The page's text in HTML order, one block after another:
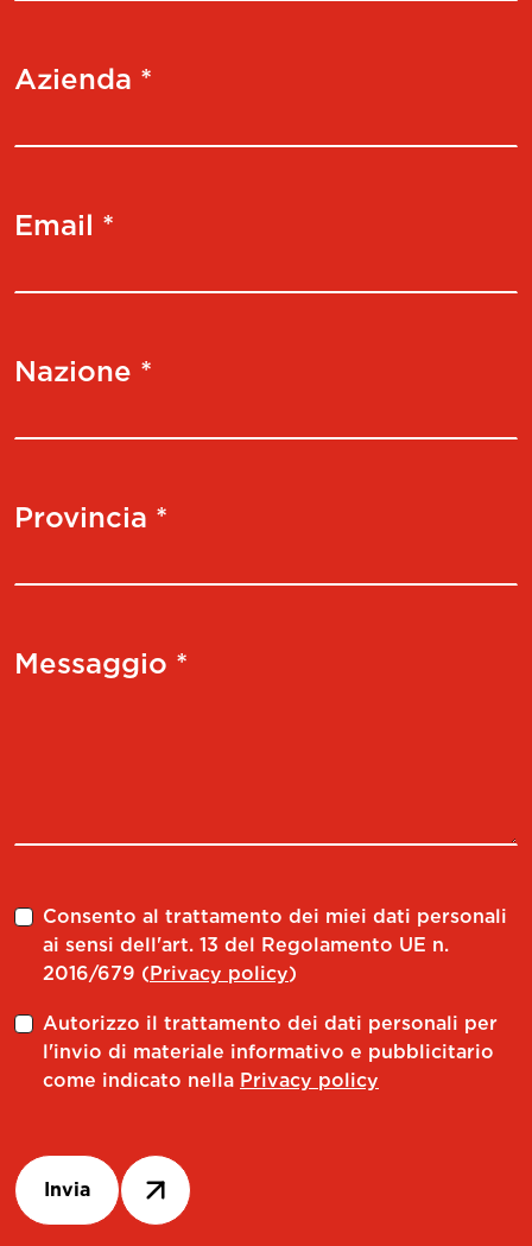
Azienda *
Email *
Nazione *
Provincia *
Messaggio *
Consento al trattamento dei miei dati personali
ai sensi dell'art. 13 del Regolamento UE n.
2016/679 (Privacy policy)
Autorizzo il trattamento dei dati personali per
l'invio di materiale informativo e pubblicitario
come indicato nella Privacy policy
Invia